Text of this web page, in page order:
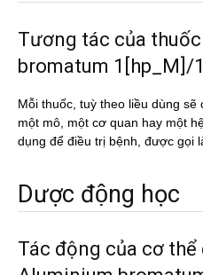
Tương tác của
bromatum 1[hp_M]/
Mỗi thuốc, tuỳ theo liều dùng
một mô, một cơ quan hay một
dụng để điều trị bệnh, được gọi
Dược động học
Tác động của cơ thể